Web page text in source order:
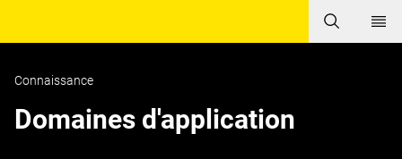
Connaissance
Domaines d'application